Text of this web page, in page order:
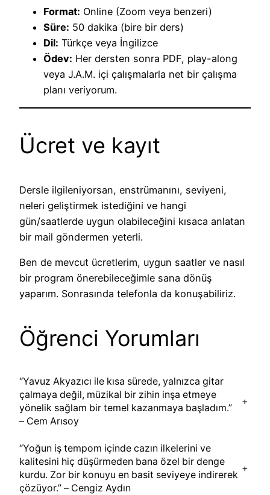
Format: Online (Zoom veya benzeri)
Süre: 50 dakika (bire bir ders)
Dil: Türkçe veya İngilizce
Ödev: Her dersten sonra PDF, play-along
veya J.A.M. içi çalışmalarla net bir çalışma
planı veriyorum.
Ücret ve kayıt
Dersle ilgileniyorsan, enstrümanını, seviyeni,
neleri geliştirmek istediğini ve hangi
gün/saatlerde uygun olabileceğini kısaca anlatan
bir mail göndermen yeterli.
Ben de mevcut ücretlerim, uygun saatler ve nasıl
bir program önerebileceğimle sana dönüş
yaparım. Sonrasında telefonla da konuşabiliriz.
Öğrenci Yorumları
“Yavuz Akyazıcı ile kısa sürede, yalnızca gitar
çalmaya değil, müzikal bir zihin inşa etmeye
yönelik sağlam bir temel kazanmaya başladım.”
– Cem Arısoy
+
“Yoğun iş tempom içinde cazın ilkelerini ve
kalitesini hiç düşürmeden bana özel bir denge
kurdu. Zor bir konuyu en basit seviyeye indirerek
çözüyor.” – Cengiz Aydın
+